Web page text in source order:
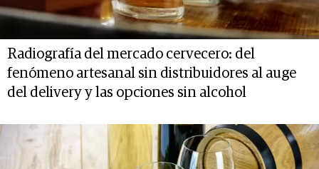
Radiografía del mercado cervecero: del
fenómeno artesanal sin distribuidores al auge
del delivery y las opciones sin alcohol